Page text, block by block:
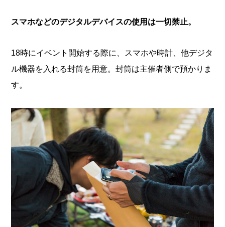
スマホなどのデジタルデバイスの使用は一切禁止。
18時にイベント開始する際に、スマホや時計、他デジタ
ル機器を入れる封筒を用意。封筒は主催者側で預かりま
す。